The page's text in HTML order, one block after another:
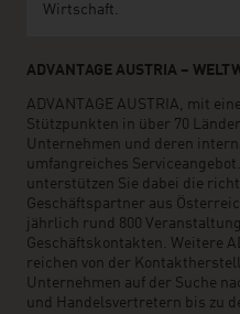
Wirtschaft.
ADVANTAGE AUSTRIA –
ADVANTAGE AUSTRIA, mit
Stützpunkten in über 70
Unternehmen und deren
umfangreiches
unterstützen Sie dabei die
Geschäftspartner aus
jährlich rund 800
Geschäftskontakten. Weitere
reichen von der
Unternehmen auf der Suche
und Handelsvertretern bis zu